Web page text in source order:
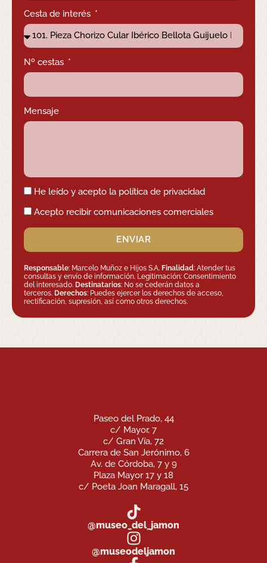
Cesta de interés
Nº cestas
Mensaje
He leído y acepto la política de privacidad
Acepto recibir comunicaciones comerciales
ENVIAR
Responsable: Marcelo Muñoz e Hijos S.A. Finalidad: Atender tus
consultas y envío de información. Legitimación: Consentimiento
del interesado. Destinatarios: No se cederán datos a
terceros. Derechos: Puedes ejercer los derechos de acceso,
rectificación, supresión, así como otros derechos.
Paseo del Prado, 44
c/ Mayor, 7
c/ Gran Vía, 72
Carrera de San Jerónimo, 6
Av. de Córdoba, 7 y 9
Plaza Mayor 17 y 18
c/ Poeta Joan Maragall, 15
@museo_del_jamon
@museodeljamon